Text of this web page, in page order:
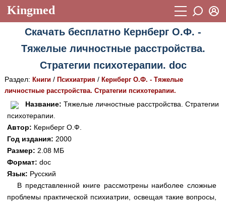
Kingmed
Учебный материал
Видеогалерея 899
Истории болезней 1268
Лекции и презентации
Аккредитационные тесты
Методические рекомендации
Научно-популярное
Статьи
Восстановить пароль
Регистрация
Скачать бесплатно Кернберг О.Ф. -
Тяжелые личностные расстройства.
Стратегии психотерапии. doc
Раздел: Книги/ Психиатрия / Кернберг О.Ф. - Тяжелые
личностные расстройства. Стратегии психотерапии.
Название: Тяжелые личностные расстройства. Стратегии
психотерапии.
Автор: Кернберг О.Ф.
Год издания: 2000
Размер: 2.08 МБ
Формат: doc
Язык: Русский
В представленной книге рассмотрены наиболее сложные
проблемы практической психиатрии, освещая такие вопросы,